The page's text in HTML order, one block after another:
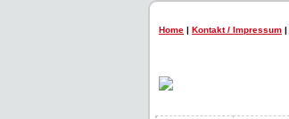
Home | Kontakt / Impressum |